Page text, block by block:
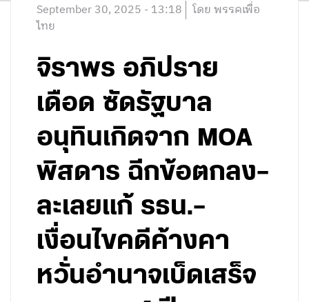
September 30, 2025 - 13:18 โดย พรรคเพื่อ
ไทย
จิราพร อภิปราย
เดือด ซัดรัฐบาล
อนุทินเกิดจาก MOA
พิสดาร ฉีกข้อตกลง–
ละเลยแก้ รธน.–
เงื่อนไขคดีค้างคา
หวั่นอำนาจเบ็ดเสร็จ